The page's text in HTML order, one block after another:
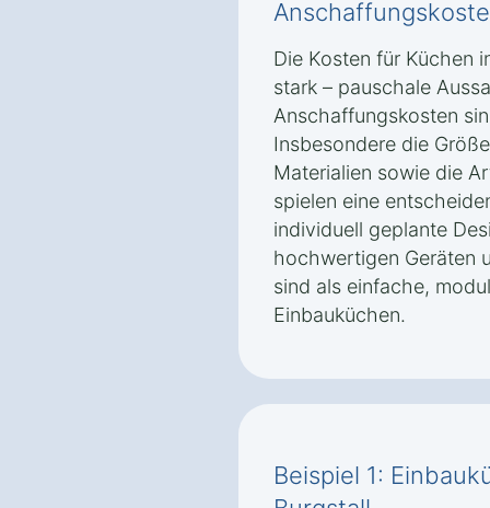
Die Kosten für Küchen
stark – pauschale
Anschaffungskosten
Insbesondere die
Materialien sowie die
spielen eine
individuell geplante
hochwertigen Geräten
sind als einfache,
Einbauküchen.
Beispiel 1: